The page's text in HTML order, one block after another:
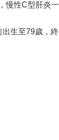
性C型肝炎
生至79歲，終